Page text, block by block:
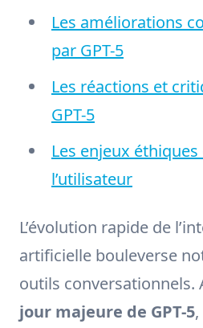
Les améliorations
par GPT-5
Les réactions et
GPT-5
Les enjeux
l’utilisateur
L’évolution rapide de
artificielle bouleverse
outils conversationnels.
jour majeure de GPT-5